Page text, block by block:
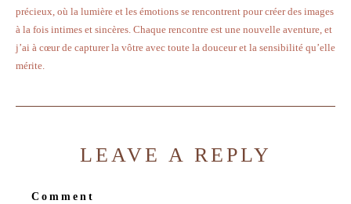
précieux, où la lumière et les émotions se rencontrent pour créer des images
à la fois intimes et sincères. Chaque rencontre est une nouvelle aventure, et
j’ai à cœur de capturer la vôtre avec toute la douceur et la sensibilité qu’elle
mérite.
LEAVE A REPLY
Comment